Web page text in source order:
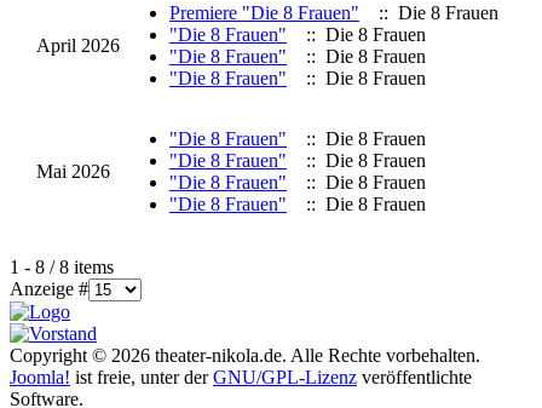
April 2026
Premiere "Die 8 Frauen"
:: Die 8 Frauen
"Die 8 Frauen"
:: Die 8 Frauen
"Die 8 Frauen"
:: Die 8 Frauen
"Die 8 Frauen"
:: Die 8 Frauen
Mai 2026
"Die 8 Frauen"
:: Die 8 Frauen
"Die 8 Frauen"
:: Die 8 Frauen
"Die 8 Frauen"
:: Die 8 Frauen
"Die 8 Frauen"
:: Die 8 Frauen
Limite der Paginierungsliste
1 - 8 / 8 items
Anzeige #
Copyright © 2026 theater-nikola.de. Alle Rechte vorbehalten.
Joomla! ist freie, unter derGNU/GPL-Lizenz veröffentlichte
Software.